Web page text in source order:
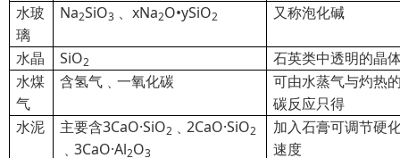
水玻
璃
Na2SiO3 、xNa2O•ySiO2 又称泡化碱
水晶 SiO2
石英类中透明的晶
水煤
气
含氢气﹑一氧化碳
可由水蒸气与灼热
碳反应只得
水泥
主要含3CaO·SiO2 ﹑2CaO·SiO2
﹑3CaO·Al2O3
加入石膏可调节硬
速度